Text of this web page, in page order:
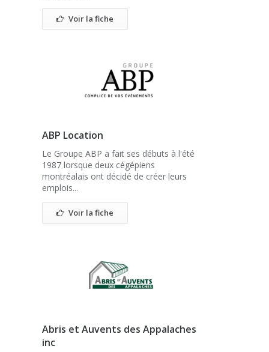
Voir la fiche
ABP Location
Le Groupe ABP a fait ses débuts à l'été
1987 lorsque deux cégépiens
montréalais ont décidé de créer leurs
emplois...
Voir la fiche
Abris et Auvents des Appalaches
inc